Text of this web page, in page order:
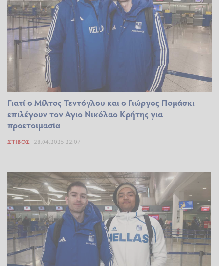
Γιατί ο Μίλτος Τεντόγλου και ο Γιώργος Πομάσκι
επιλέγουν τον Αγιο Νικόλαο Κρήτης για
προετοιμασία
ΣΤΊΒΟΣ 28.04.2025 22:07